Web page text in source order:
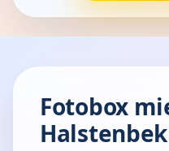
Fotobox
Halstenbek